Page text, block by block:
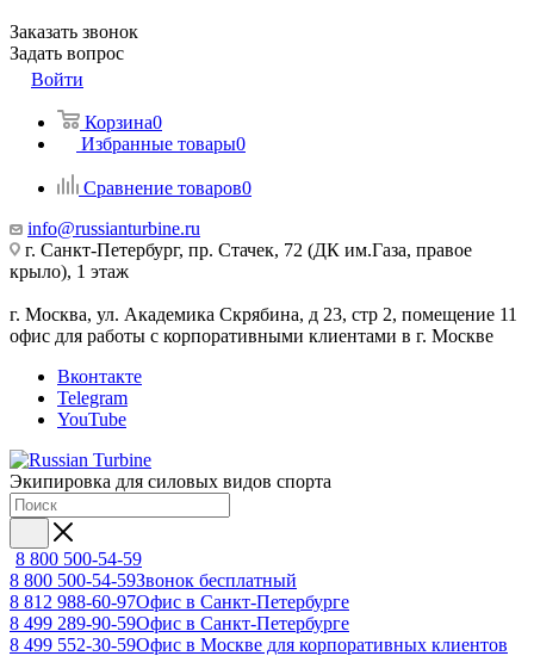
Заказать звонок
Задать вопрос
Войти
Корзина0
Избранные товары0
Сравнение товаров0
info@russianturbine.ru
г. Санкт-Петербург, пр. Стачек, 72 (ДК им.Газа, правое
крыло), 1 этаж
г. Москва, ул. Академика Скрябина, д 23, стр 2, помещение 11
офис для работы с корпоративными клиентами в г. Москве
Вконтакте
Telegram
YouTube
Экипировка для силовых видов спорта
8 800 500-54-59
8 800 500-54-59Звонок бесплатный
8 812 988-60-97Офис в Санкт-Петербурге
8 499 289-90-59Офис в Санкт-Петербурге
8 499 552-30-59Офис в Москве для корпоративных клиентов